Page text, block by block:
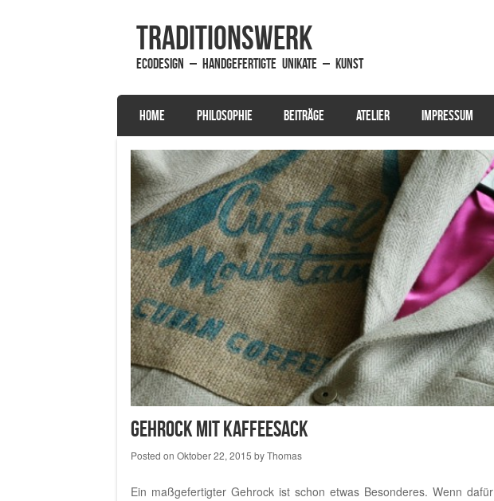
traditionsWerk
EcoDesign – handgefertigte Unikate – Kunst
Menu
SKIP TO CONTENT
HOME PHILOSOPHIE BEITRÄGE ATELIER IMPRESSUM
Gehrock mit Kaffeesack
Posted on Oktober 22, 2015 byThomas
Ein maßgefertigter Gehrock ist schon etwas Besonderes. Wenn